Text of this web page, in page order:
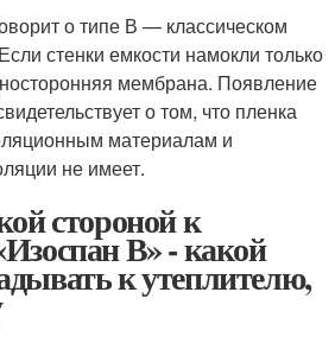
о типе В — классическом
стенки емкости намокли только
мембрана. Появление
о том, что пленка
материалам и
не имеет.
стороной к
В» - какой
к утеплителю,